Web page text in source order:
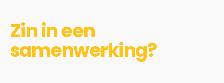
Zin in een
samenwerking?